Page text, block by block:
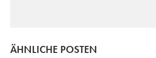
ÄHNLICHE POSTEN